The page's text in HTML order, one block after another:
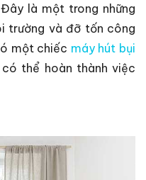
là một trong những
trường và đỡ tốn công
một chiếc máy hút bụi
thể hoàn thành việc